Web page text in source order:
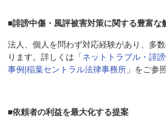
■誹謗中傷・風評被害対策に関する豊富な
法人、個人を問わず対応経験があり、多
ります。詳しくは「ネットトラブル・誹
事例|稲葉セントラル法律事務所 」をご参
■依頼者の利益を最大化する提案